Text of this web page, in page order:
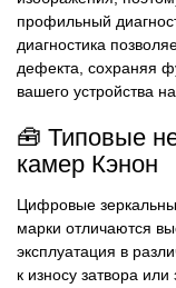
профильный
диагностика
дефекта, сохраняя
вашего устройства
🧰 Типовые
камер Кэнон
Цифровые
марки отличаются
эксплуатация в
к износу затвора